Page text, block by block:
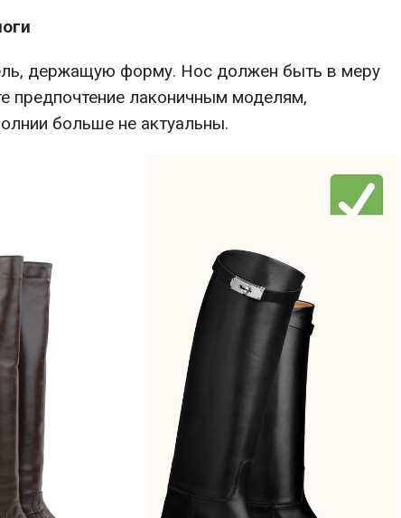
держащую форму. Нос должен быть в меру
предпочтение лаконичным моделям,
больше не актуальны.